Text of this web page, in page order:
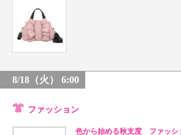
8/18（火） 6:00
ファッション
色から始める秋支度 ファッシ